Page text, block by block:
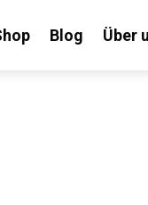
Blog Über